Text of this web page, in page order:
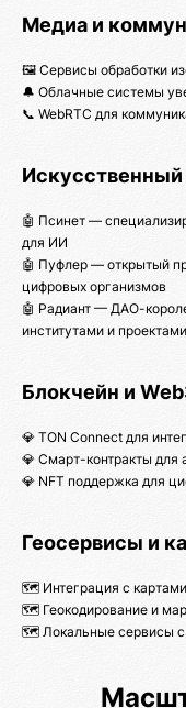
Медиа и
🖼️ Сервисы обработки
🔔 Облачные системы
📞 WebRTC для
Искусственный
🤖 Псинет —
для ИИ
🤖 Пуфлер — открытый
цифровых организмов
🤖 Радиант — ДАО-
институтами и проектами
Блокчейн и
💎 TON Connect для
💎 Смарт-контракты для
💎 NFT поддержка для
Геосервисы и
🗺️ Интеграция с
🗺️ Геокодирование и
🗺️ Локальные сервисы с